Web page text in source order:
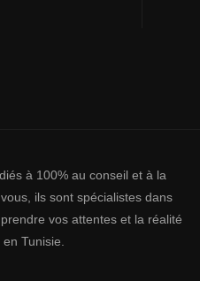
à 100% au conseil et à la
ils sont spécialistes dans
vos attentes et la réalité
Tunisie.